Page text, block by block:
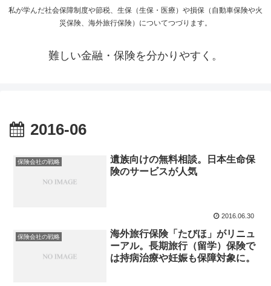
私が学んだ社会保障制度や節税、生保（生保・医療）や損保（自動車保険や火
災保険、海外旅行保険）についてつづります。
難しい金融・保険を分かりやすく。
2016-06
保険会社の戦略
遺族向けの無料相談。日本生命保
険のサービスが人気
2016.06.30
保険会社の戦略
海外旅行保険「たびほ」がリニュ
ーアル。長期旅行（留学）保険で
は持病治療や妊娠も保障対象に。